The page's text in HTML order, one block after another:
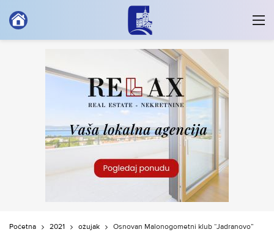
Početna 2021 ožujak Osnovan Malonogometni klub “Jadranovo”